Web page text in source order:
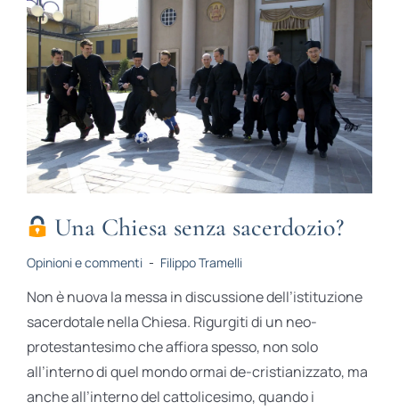
Una Chiesa senza sacerdozio?
Opinioni e commenti - Filippo Tramelli
Non è nuova la messa in discussione dell’istituzione
sacerdotale nella Chiesa. Rigurgiti di un neo-
protestantesimo che affiora spesso, non solo
all’interno di quel mondo ormai de-cristianizzato, ma
anche all’interno del cattolicesimo, quando i